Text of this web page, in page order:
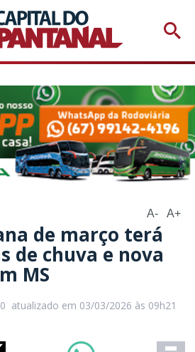
A- A+
de março terá
de chuva e nova
MS
atualizado em 03/03/2026 às 09h21